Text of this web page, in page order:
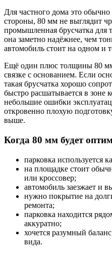
Для частного дома это
стороны, 80 мм не выглядит
промышленная брусчатка
она заметно надёжнее, чем
автомобиль стоит на одном и
Ещё один плюс толщины 80
связке с основанием. Если
такая брусчатка хорошо
быстро расшатывается в зоне
небольшие ошибки
откровенно плохую
выше.
Когда 80 мм будет
парковка используется
на площадке стоит
или кроссовер;
автомобиль заезжает и
нужно покрытие на
ремонта;
парковка находится
аккуратно;
хочется разумный
вида.